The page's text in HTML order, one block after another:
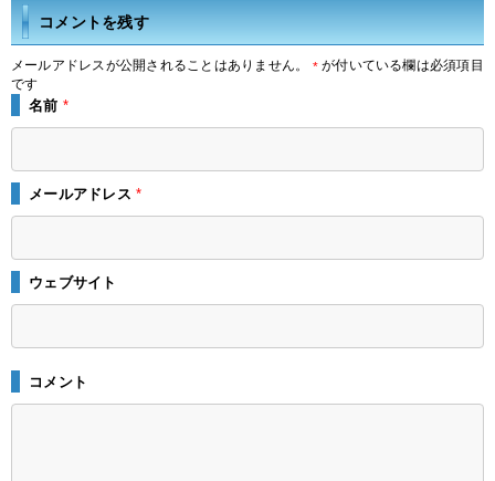
コメントを残す
メールアドレスが公開されることはありません。 *が付いている欄は必須項目
です
名前 *
メールアドレス*
ウェブサイト
コメント